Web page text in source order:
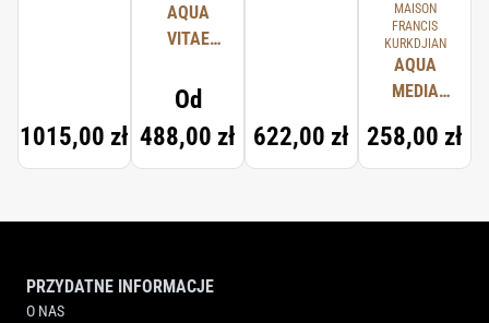
1015,00 zł
AQUA
VITAE
FORTE
Od
488,00 zł
622,00 zł
MAISON
FRANCIS
KURKDJIAN
AQUA
MEDIA
FORTE
SCENTED
CREAM
258,00 zł
PRZYDATNE INFORMACJE
O NAS